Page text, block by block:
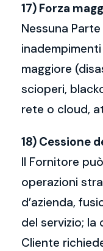
17) Forza
Nessuna
maggiore
scioperi,
rete o cloud,
18) Cessione
Il Fornitore
operazioni
d’azienda,
del servizio; la
Cliente